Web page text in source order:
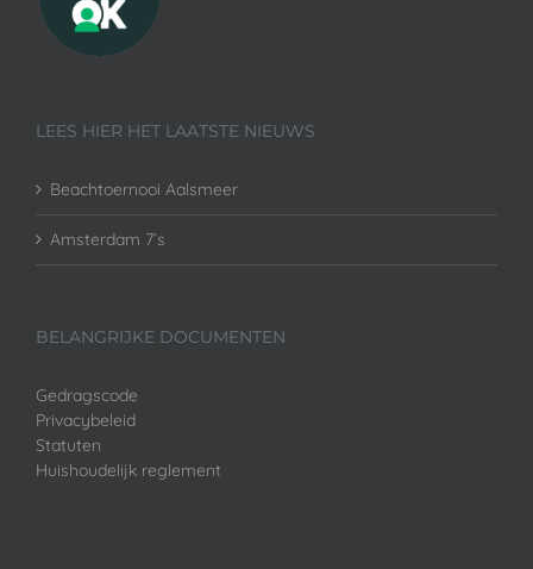
LEES HIER HET LAATSTE NIEUWS
Beachtoernooi Aalsmeer
Amsterdam 7’s
BELANGRIJKE DOCUMENTEN
Gedragscode
Privacybeleid
Statuten
Huishoudelijk reglement